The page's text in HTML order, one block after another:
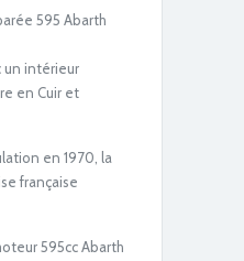
595 Abarth
un intérieur
en Cuir et
en 1970, la
française
595cc Abarth